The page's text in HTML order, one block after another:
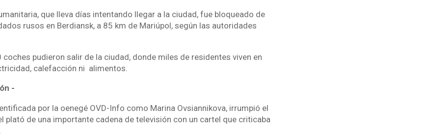
que lleva días intentando llegar a la ciudad, fue bloqueado de
rusos en Berdiansk, a 85 km de Mariúpol, según las autoridades
coches pudieron salir de la ciudad, donde miles de residentes viven en
calefacción ni alimentos.
-
por la oenegé OVD-Info como Marina Ovsiannikova, irrumpió el
plató de una importante cadena de televisión con un cartel que criticaba